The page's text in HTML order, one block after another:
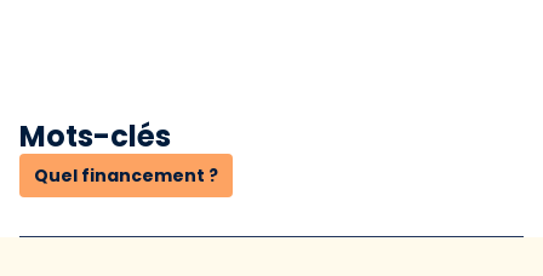
Mots-clés
Quel financement ?